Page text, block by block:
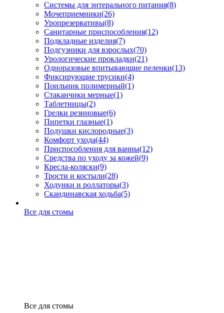
Системы для энтерального питания(8)
Мочеприемники(26)
Уропрезервативы(8)
Санитарные приспособления(12)
Подкладные изделия(7)
Подгузники для взрослых(70)
Урологические прокладки(21)
Одноразовые впитывающие пеленки(13)
Фиксирующие трусики(4)
Поильник полимерный(1)
Стаканчики мерные(1)
Таблетницы(2)
Грелки резиновые(6)
Пипетки глазные(1)
Подушки кислородные(3)
Комфорт ухода(44)
Приспособления для ванны(12)
Средства по уходу за кожей(9)
Кресла-коляски(9)
Трости и костыли(28)
Ходунки и роллаторы(3)
Скандинавская ходьба(5)
Все для стомы
Все для стомы